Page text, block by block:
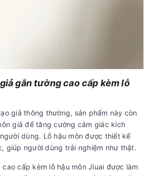
gắn tường cao cấp kèm lỗ
giả thông thường, sản phẩm này còn
giả để tăng cường cảm giác kích
dùng. Lỗ hậu môn được thiết kế
giúp người dùng trải nghiệm như thật.
cấp kèm lỗ hậu môn Jiuai được làm